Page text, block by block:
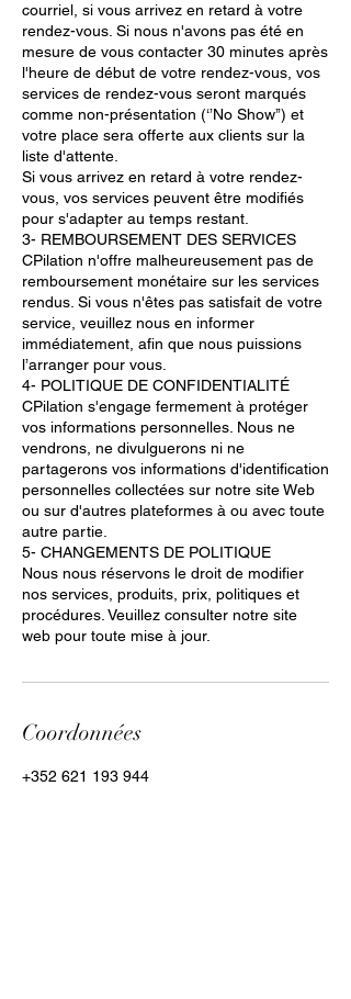
courriel, si vous arrivez en retard à votre
rendez-vous. Si nous n'avons pas été en
mesure de vous contacter 30 minutes après
l'heure de début de votre rendez-vous, vos
services de rendez-vous seront marqués
comme non-présentation (‘’No Show’’) et
votre place sera offerte aux clients sur la
liste d'attente.
Si vous arrivez en retard à votre rendez-
vous, vos services peuvent être modifiés
pour s'adapter au temps restant.
3- REMBOURSEMENT DES SERVICES
CPilation n'offre malheureusement pas de
remboursement monétaire sur les services
rendus. Si vous n'êtes pas satisfait de votre
service, veuillez nous en informer
immédiatement, afin que nous puissions
l’arranger pour vous.
4- POLITIQUE DE CONFIDENTIALITÉ
CPilation s'engage fermement à protéger
vos informations personnelles. Nous ne
vendrons, ne divulguerons ni ne
partagerons vos informations d'identification
personnelles collectées sur notre site Web
ou sur d'autres plateformes à ou avec toute
autre partie.
5- CHANGEMENTS DE POLITIQUE
Nous nous réservons le droit de modifier
nos services, produits, prix, politiques et
procédures. Veuillez consulter notre site
web pour toute mise à jour.
Coordonnées
+352 621 193 944